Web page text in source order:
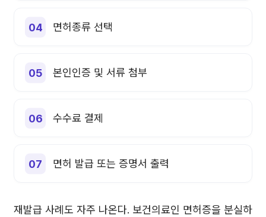
면허종류 선택
본인인증 및 서류 첨부
수수료 결제
면허 발급 또는 증명서 출력
재발급 사례도 자주 나온다. 보건의료인 면허증을 분실하